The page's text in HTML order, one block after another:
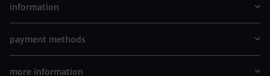
information
payment methods
more information